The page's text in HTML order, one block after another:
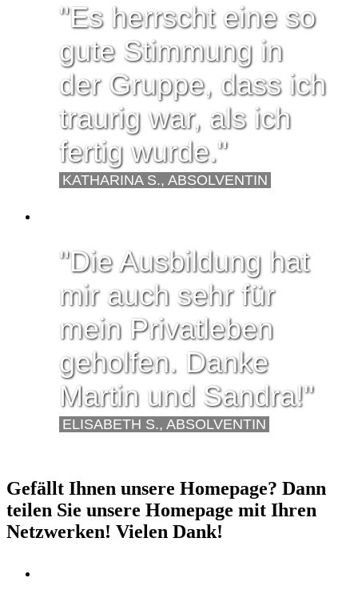
"Es herrscht eine so
gute Stimmung in
der Gruppe, dass ich
traurig war, als ich
fertig wurde."
KATHARINA S., ABSOLVENTIN
"Die Ausbildung hat
mir auch sehr für
mein Privatleben
geholfen. Danke
Martin und Sandra!"
ELISABETH S., ABSOLVENTIN
Gefällt Ihnen unsere Homepage? Dann
teilen Sie unsere Homepage mit Ihren
Netzwerken! Vielen Dank!